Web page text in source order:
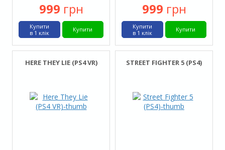
999 грн
Купити
Купити
в 1 клік
999 грн
Купити
Купити
в 1 клік
HERE THEY LIE (PS4 VR) STREET FIGHTER 5 (PS4)